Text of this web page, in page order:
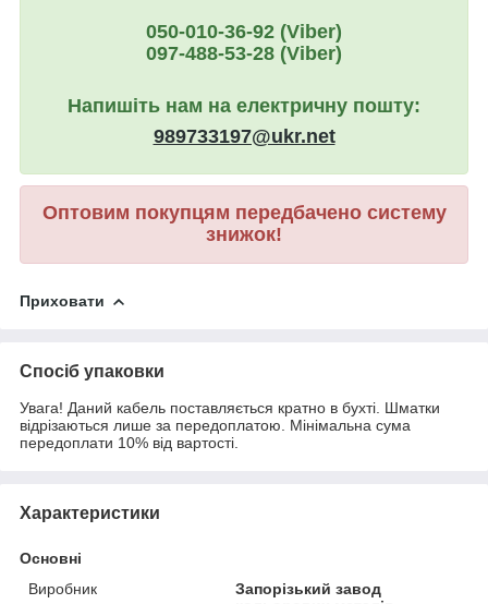
050-010-36-92 (Viber)
097-488-53-28 (Viber)
Напишіть нам на електричну пошту:
989733197@ukr.net
Оптовим покупцям передбачено систему
знижок!
Приховати
Спосіб упаковки
Увага! Даний кабель поставляється кратно в бухті. Шматки
відрізаються лише за передоплатою. Мінімальна сума
передоплати 10% від вартості.
Характеристики
Основні
Виробник
Запорізький завод